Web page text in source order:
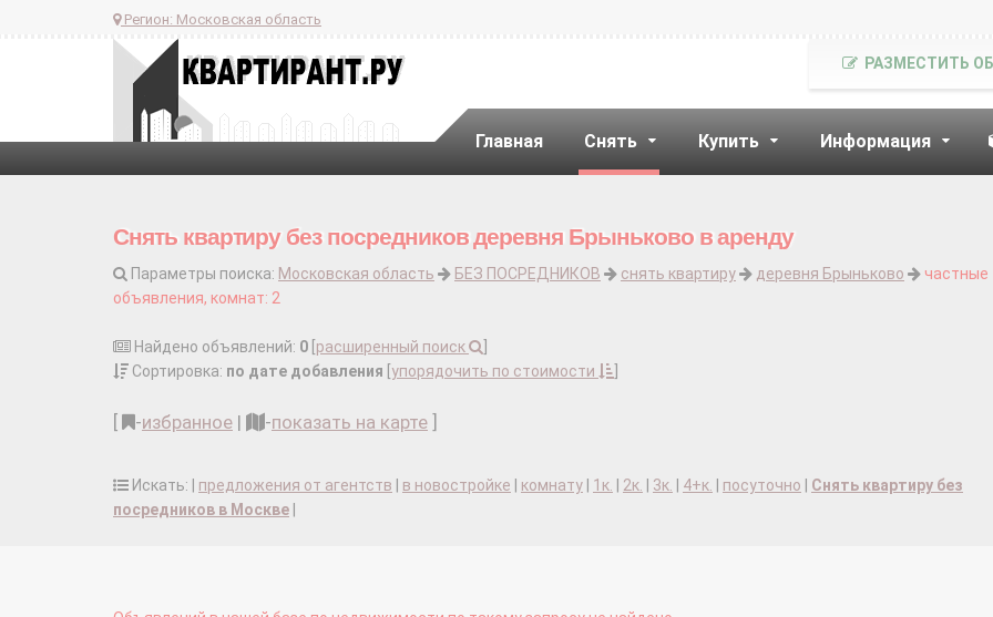
Регион: Московская область
Главная Снять Купить Информация
РАЗМЕСТИТЬ
Снять квартиру без посредников деревня Брыньково в аренду
Параметры поиска: Московская область БЕЗ ПОСРЕДНИКОВ снять квартиру деревня Брыньково
частные
объявления, комнат: 2
Найдено объявлений: 0 расширенный поиск
Сортировка: по дате добавления упорядочить по стоимости
-избранное | -показать на карте
Искать: | предложения от агентств в новостройке комнату 1к. 2к. 3к. 4+к. посуточно
Снять квартиру без
посредников в Москве